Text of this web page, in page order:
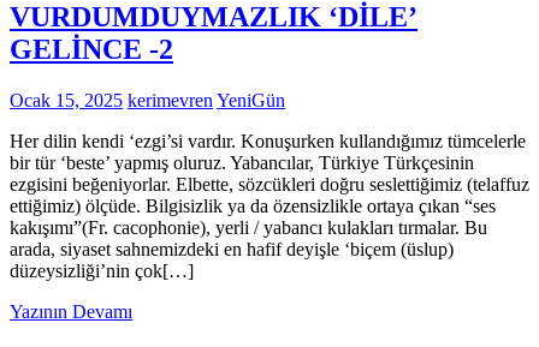
VURDUMDUYMAZLIK ‘DİLE’
GELİNCE -2
Ocak 15, 2025 kerimevren YeniGün
Her dilin kendi ‘ezgi’si vardır. Konuşurken kullandığımız tümcelerle
bir tür ‘beste’ yapmış oluruz. Yabancılar, Türkiye Türkçesinin
ezgisini beğeniyorlar. Elbette, sözcükleri doğru seslettiğimiz (telaffuz
ettiğimiz) ölçüde. Bilgisizlik ya da özensizlikle ortaya çıkan “ses
kakışımı”(Fr. cacophonie), yerli / yabancı kulakları tırmalar. Bu
arada, siyaset sahnemizdeki en hafif deyişle ‘biçem (üslup)
düzeysizliği’nin çok[…]
Yazının Devamı